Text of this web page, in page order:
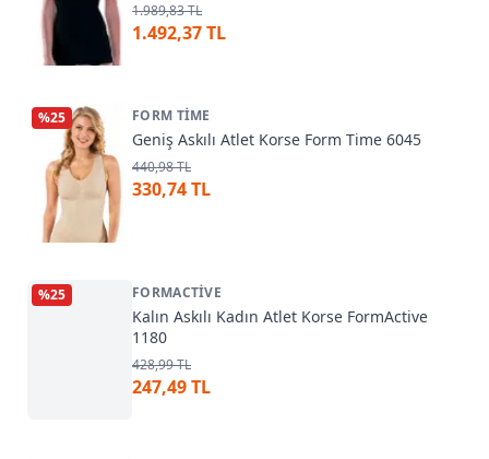
1.989,83 TL
1.492,37 TL
%25 FORM TIME
Geniş Askılı Atlet Korse Form Time 6045
440,98 TL
330,74 TL
%25 FORMACTIVE
Kalın Askılı Kadın Atlet Korse FormActive
1180
428,99 TL
247,49 TL